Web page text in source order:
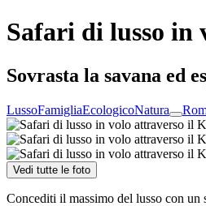
Safari di lusso in
Sovrasta la savana ed
LussoFamigliaEcologicoNatura
Vedi tutte le foto
Concediti il massimo del lusso con